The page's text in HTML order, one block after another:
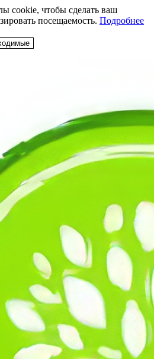
cookie, чтобы сделать ваш
посещаемость. Подробнее